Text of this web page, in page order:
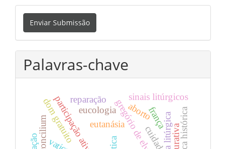
Enviar
Submissão
Enviar Submissão
Palavras-chave
gregório de elvira
eutanásia
aborto
cuidado
participação ativa sinais litúrgicos
eucologia
dom gratuito crítica histórica
frança
reparação